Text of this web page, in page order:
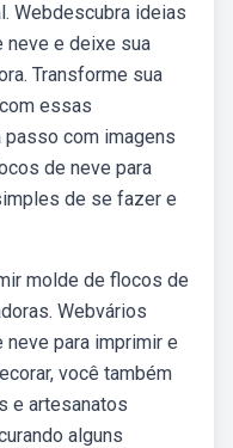
Webdescubra ideias
neve e deixe sua
Transforme sua
essas
com imagens
de neve para
de se fazer e
molde de flocos de
Webvários
para imprimir e
você também
e artesanatos
alguns